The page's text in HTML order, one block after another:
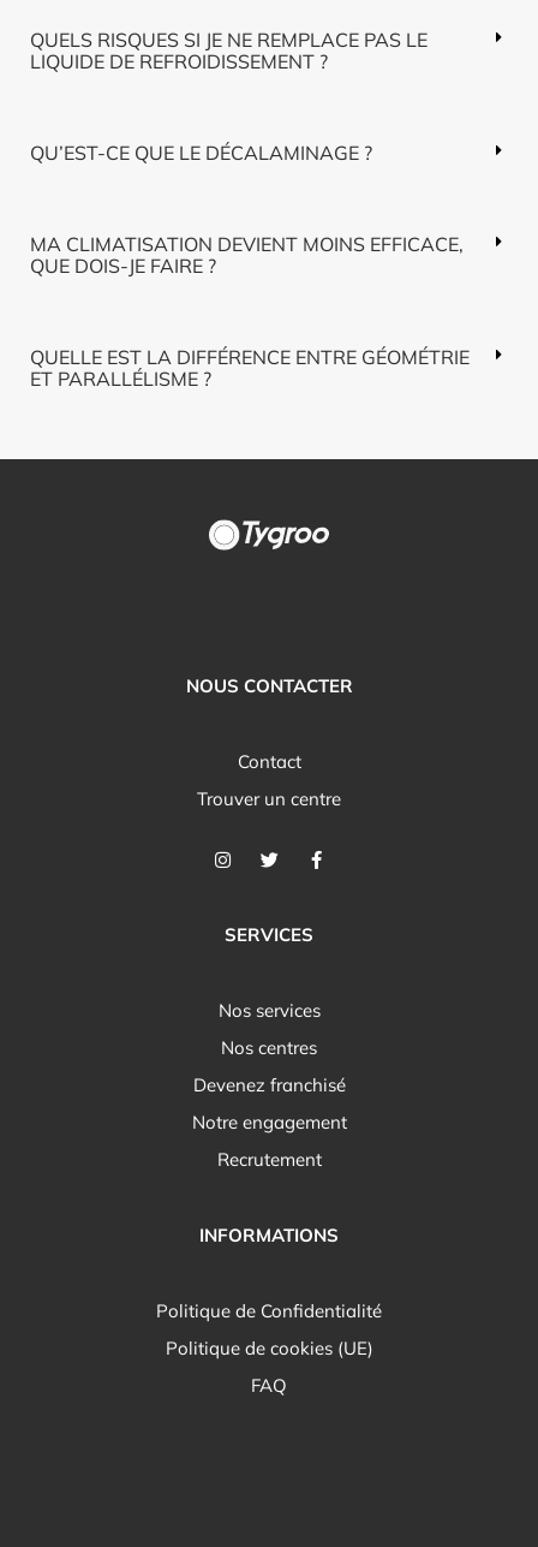
QUELS RISQUES SI JE NE REMPLACE PAS LE
LIQUIDE DE REFROIDISSEMENT ?
QU’EST-CE QUE LE DÉCALAMINAGE ?
MA CLIMATISATION DEVIENT MOINS EFFICACE,
QUE DOIS-JE FAIRE ?
QUELLE EST LA DIFFÉRENCE ENTRE GÉOMÉTRIE
ET PARALLÉLISME ?
NOUS CONTACTER
Contact
Trouver un centre
SERVICES
Nos services
Nos centres
Devenez franchisé
Notre engagement
Recrutement
INFORMATIONS
Politique de Confidentialité
Politique de cookies (UE)
FAQ